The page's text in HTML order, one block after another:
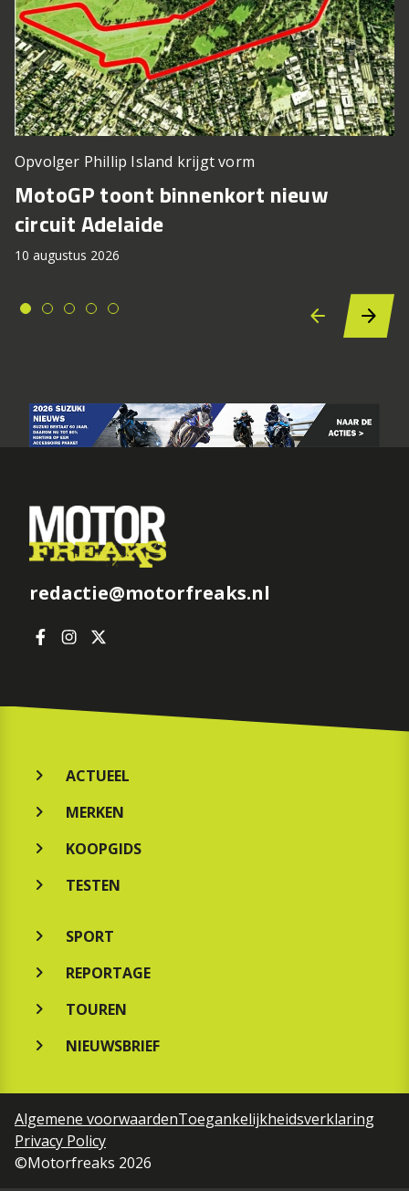
Opvolger Phillip Island krijgt vorm
MotoGP toont binnenkort nieuw
circuit Adelaide
10 augustus 2026
redactie@motorfreaks.nl
ACTUEEL
MERKEN
KOOPGIDS
TESTEN
SPORT
REPORTAGE
TOUREN
NIEUWSBRIEF
Algemene voorwaardenToegankelijkheidsverklaring
Privacy Policy
©Motorfreaks 2026